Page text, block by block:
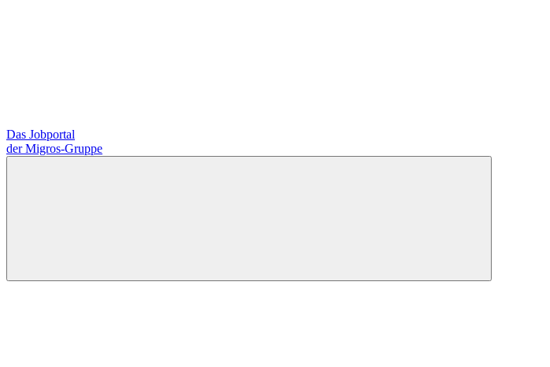
Das Jobportal
der Migros-Gruppe